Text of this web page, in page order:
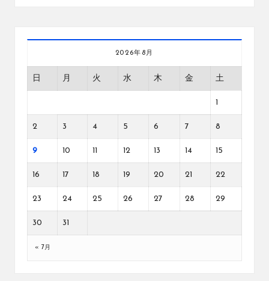
2026年8月
日 月 火 水 木 金 土
2 3 4 5 6 7 8
9 10 12 13 14 15
16 17 18 19 20 21 22
23 24 25 26 27 28 29
30 31
« 7月